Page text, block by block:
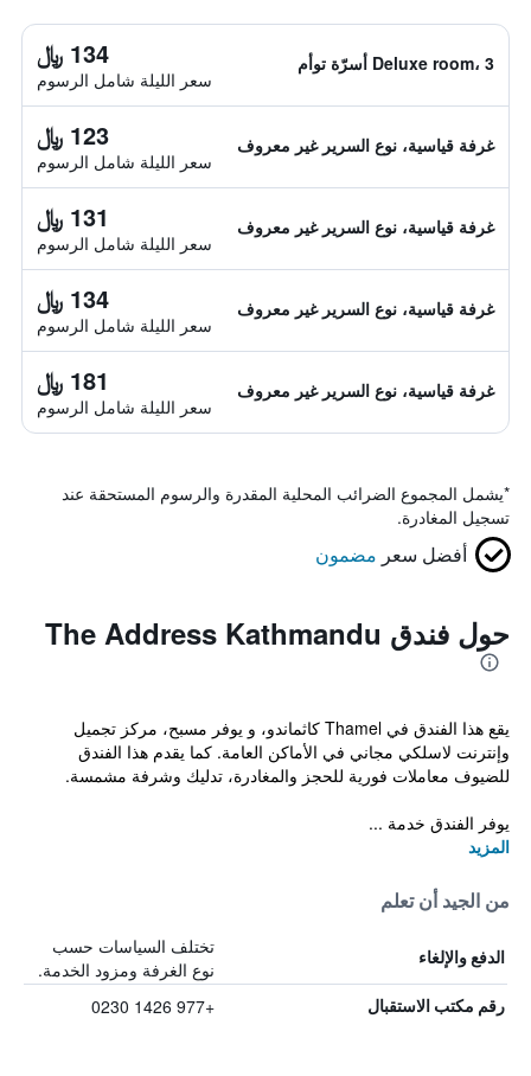
Deluxe room، 3 أسرّة توأم 134 ﷼
سعر الليلة شامل الرسوم
غرفة قياسية، نوع السرير غير معروف 123 ﷼
سعر الليلة شامل الرسوم
غرفة قياسية، نوع السرير غير معروف 131 ﷼
سعر الليلة شامل الرسوم
غرفة قياسية، نوع السرير غير معروف 134 ﷼
سعر الليلة شامل الرسوم
غرفة قياسية، نوع السرير غير معروف 181 ﷼
سعر الليلة شامل الرسوم
*يشمل المجموع الضرائب المحلية المقدرة والرسوم المستحقة عند
تسجيل المغادرة.
أفضل سعر مضمون
حول فندق The Address Kathmandu
يقع هذا الفندق في Thamel كاثماندو، و يوفر مسبح، مركز تجميل
وإنترنت لاسلكي مجاني في الأماكن العامة. كما يقدم هذا الفندق
للضيوف معاملات فورية للحجز والمغادرة، تدليك وشرفة مشمسة.
يوفر الفندق خدمة ...
المزيد
من الجيد أن تعلم
الدفع والإلغاء
تختلف السياسات حسب
نوع الغرفة ومزود الخدمة.
رقم مكتب الاستقبال +977 1426 0230